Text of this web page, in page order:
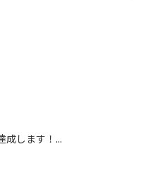
成します！ ...